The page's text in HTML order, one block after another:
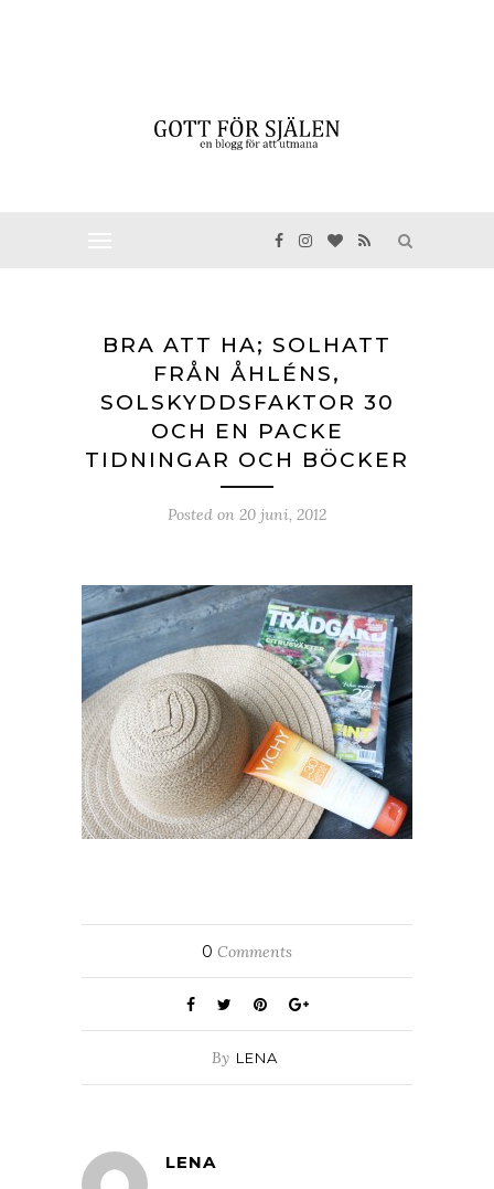
BRA ATT HA; SOLHATT
FRÅN ÅHLÉNS,
SOLSKYDDSFAKTOR 30
OCH EN PACKE
TIDNINGAR OCH BÖCKER
Posted on 20 juni, 2012
0 Comments
By LENA
LENA